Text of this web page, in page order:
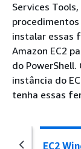
Services
instalar essas
Amazon EC2
do
instância do
tenha essas
EC2